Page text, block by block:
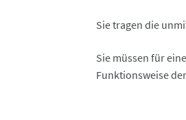
Sie tragen die
Sie müssen für
Funktionsweise